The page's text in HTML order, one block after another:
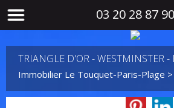
03 20 28 87 90
TRIANGLE D'OR - WESTMINSTER -
Immobilier Le Touquet-Paris-Plage >